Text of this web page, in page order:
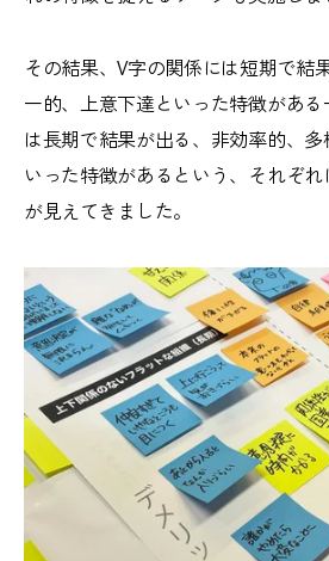
その結果、V字の関係には短期で結
一的、上意下達といった特徴があ
は長期で結果が出る、非効率的、
いった特徴があるという、それぞ
が見えてきました。